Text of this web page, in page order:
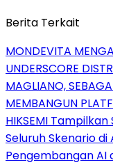
Berita Terkait
MONDEVITA
UNDERSCORE
MAGLIANO,
MEMBANGUN
HIKSEMI
Seluruh Skenario di
Pengembangan AI